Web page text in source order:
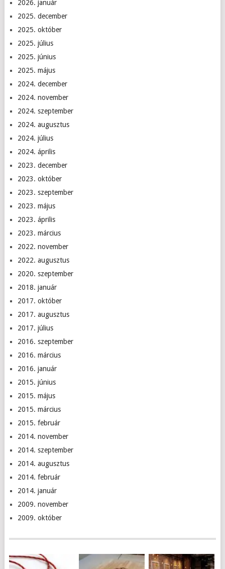
2026. január
2025. december
2025. október
2025. július
2025. június
2025. május
2024. december
2024. november
2024. szeptember
2024. augusztus
2024. július
2024. április
2023. december
2023. október
2023. szeptember
2023. május
2023. április
2023. március
2022. november
2022. augusztus
2020. szeptember
2018. január
2017. október
2017. augusztus
2017. július
2016. szeptember
2016. március
2016. január
2015. június
2015. május
2015. március
2015. február
2014. november
2014. szeptember
2014. augusztus
2014. február
2014. január
2009. november
2009. október